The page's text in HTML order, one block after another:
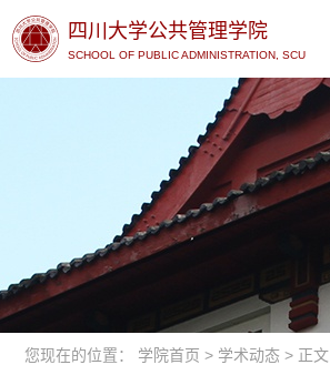
四川大学公共管理学院
SCHOOL OF PUBLIC ADMINISTRATION, SCU
您现在的位置： 学院首页 > 学术动态 > 正文